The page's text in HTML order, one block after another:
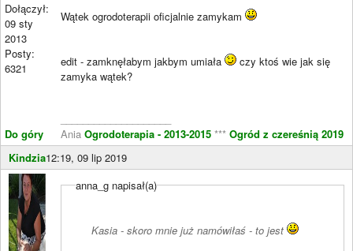
Dołączył:
09 sty
2013
Posty:
6321
Do góry
Wątek ogrodoterapii oficjalnie zamykam
edit - zamknęłabym jakbym umiała
czy ktoś wie jak się
zamyka wątek?
Ania Ogrodoterapia - 2013-2015 *** Ogród z czereśnią 2019
Kindzia12:19, 09 lip 2019
anna_g napisał(a)
Kasia - skoro mnie już namówiłaś - to jest